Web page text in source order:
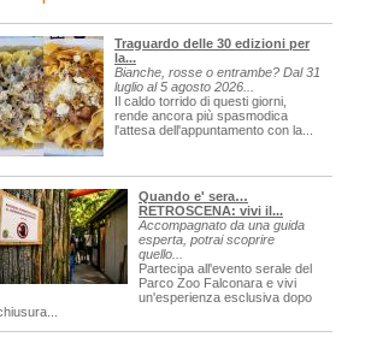
Traguardo delle 30 edizioni per
la...
Bianche, rosse o entrambe? Dal 31
luglio al 5 agosto 2026...
Il caldo torrido di questi giorni,
rende ancora più spasmodica
l'attesa dell'appuntamento con la...
Quando e' sera…
RETROSCENA: vivi il...
Accompagnato da una guida
esperta, potrai scoprire
quello...
Partecipa all'evento serale del
Parco Zoo Falconara e vivi
un'esperienza esclusiva dopo